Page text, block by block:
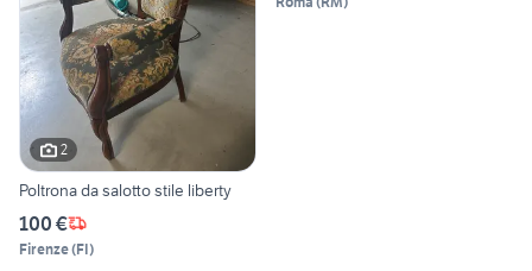
2
Poltrona da salotto stile liberty
100 €
Firenze(FI)